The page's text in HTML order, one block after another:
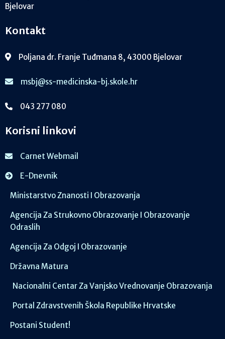
Bjelovar
Kontakt
Poljana dr. Franje Tuđmana 8, 43000 Bjelovar
msbj@ss-medicinska-bj.skole.hr
043 277 080
Korisni linkovi
Carnet Webmail
E-Dnevnik
Ministarstvo Znanosti I Obrazovanja
Agencija Za Strukovno Obrazovanje I Obrazovanje
Odraslih
Agencija Za Odgoj I Obrazovanje
Državna Matura
Nacionalni Centar Za Vanjsko Vrednovanje Obrazovanja
Portal Zdravstvenih Škola Republike Hrvatske
Postani Student!